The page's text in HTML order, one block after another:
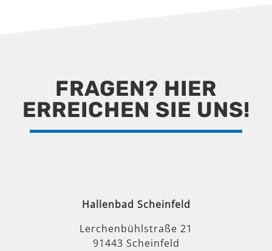
FRAGEN? HIER
ERREICHEN SIE UNS!
Hallenbad Scheinfeld
Lerchenbühlstraße 21
91443 Scheinfeld